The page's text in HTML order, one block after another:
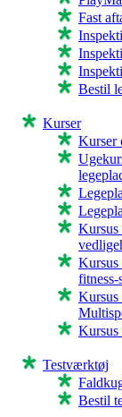
Fast
Bestil
Kurser
Kurser
Kursus
Kursus
fitness-
Kursus
Kursus
Testværktøj
Bestil